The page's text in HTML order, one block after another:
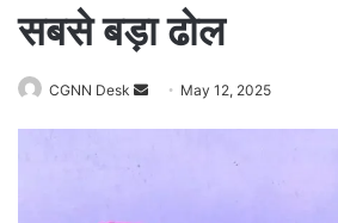
सबसे बड़ा ढोल
CGNN Desk May 12, 2025